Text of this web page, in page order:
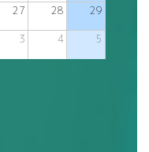
27 28 29
3 4 5